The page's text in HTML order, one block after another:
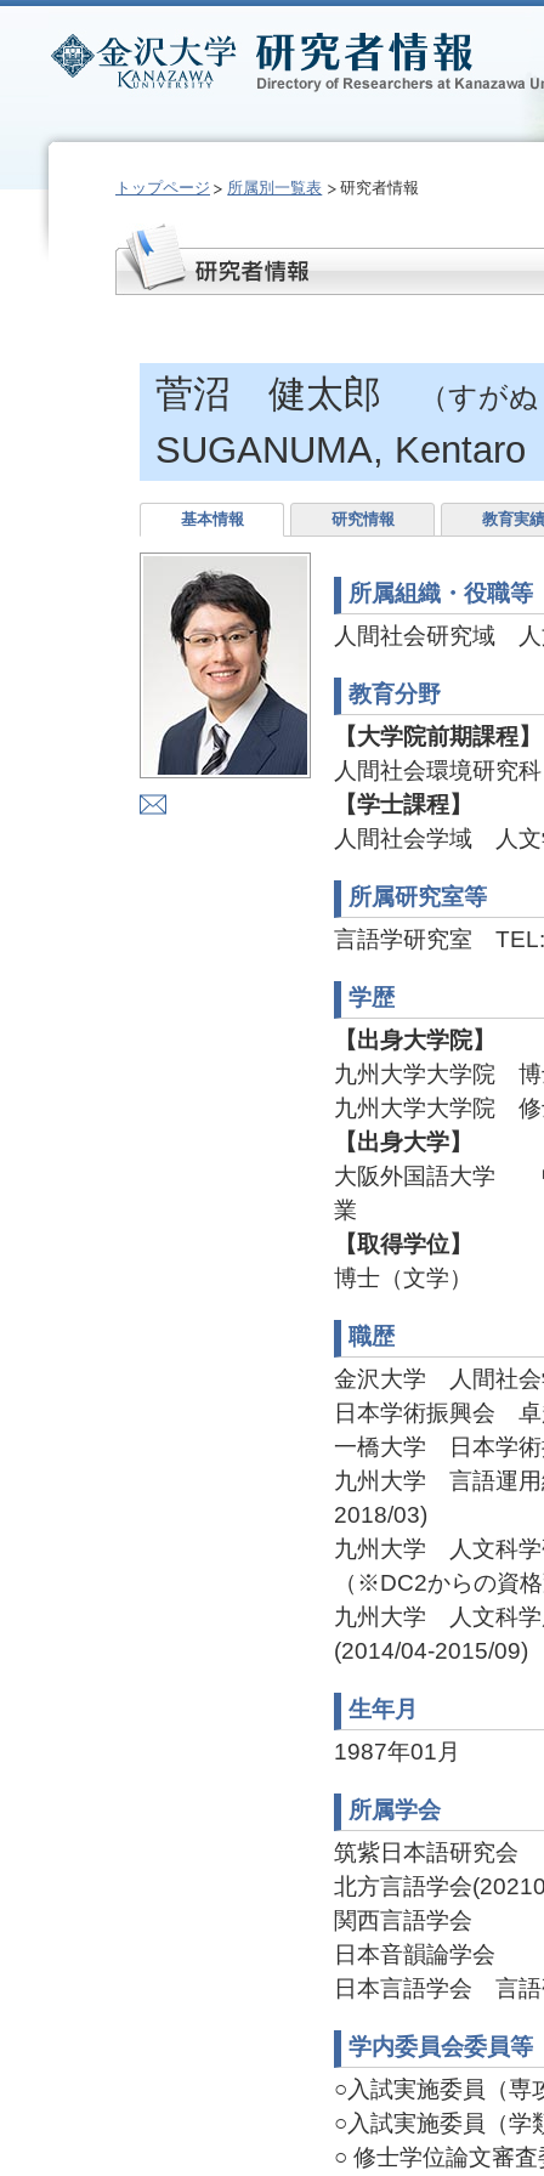
トップページ 所属別一覧表 研究者情報
菅沼 健太郎 （すが
SUGANUMA, Kentaro
基本情報 研究情報 教育実績
所属組織・役職等
人間社会研究域
教育分野
【大学院前期課程】
人間社会環境研究
【学士課程】
人間社会学域 人
所属研究室等
言語学研究室
学歴
【出身大学院】
九州大学大学院
九州大学大学院
【出身大学】
大阪外国語大学
業
【取得学位】
博士（文学）
職歴
金沢大学 人間社
日本学術振興会
一橋大学 日本学術
九州大学 言語運
2018/03)
九州大学 人文科
（※DC2からの資
九州大学 人文科
(2014/04-2015/09)
生年月
1987年01月
所属学会
筑紫日本語研究会
北方言語学会
関西言語学会
日本音韻論学会
日本言語学会 言語
学内委員会委員等
○入試実施委員（
○入試実施委員（
○ 修士学位論文審